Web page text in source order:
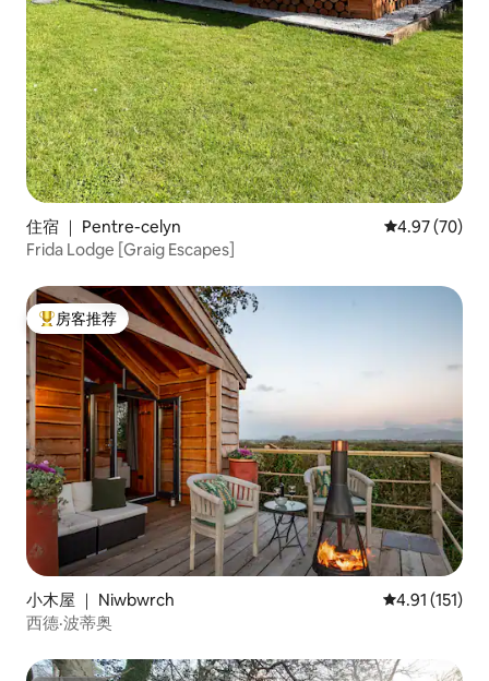
住宿 ｜ Pentre-celyn 平均评分
4.97 (70)
Frida Lodge [Graig Escapes]
热门「房客推荐」
房客推荐
小木屋 ｜ Niwbwrch 平均评分 4.91
4.91 (151)
西德·波蒂奥